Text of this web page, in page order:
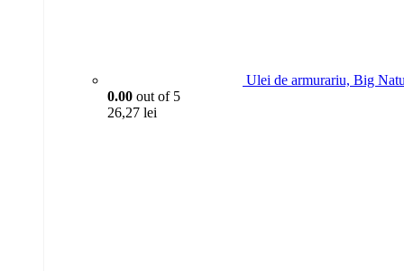
Ulei de armurariu, Big
0.00 out of 5
26,27 lei